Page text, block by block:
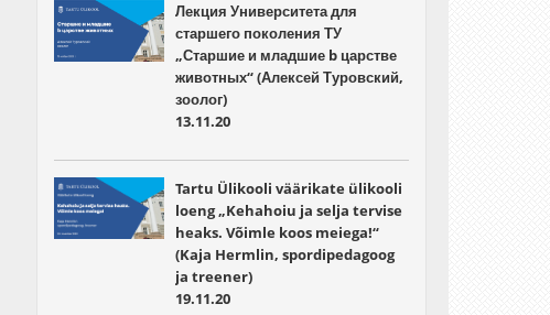
Лекция Университета для
старшего поколения ТУ
„Старшие и младшие b царстве
животных“ (Алексей Туровский,
зоолог)
13.11.20
Tartu Ülikooli väärikate ülikooli
loeng „Kehahoiu ja selja tervise
heaks. Võimle koos meiega!“
(Kaja Hermlin, spordipedagoog
ja treener)
19.11.20